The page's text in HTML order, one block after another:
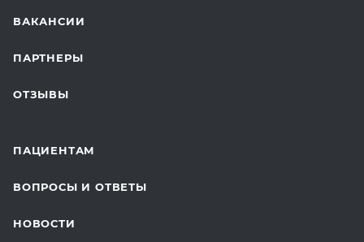
ЛАБОРАТОРНЫЕ ИССЛЕДОВАНИЯ
ДЛЯ БУДУЩИХ МАМ
ВАКАНСИИ
ПАРТНЕРЫ
ОТЗЫВЫ
ПАЦИЕНТАМ
ВОПРОСЫ И ОТВЕТЫ
НОВОСТИ